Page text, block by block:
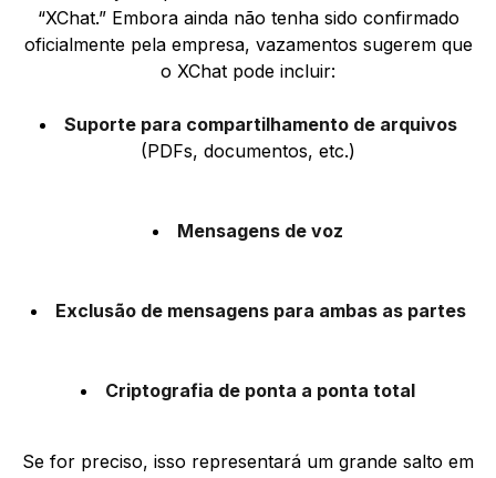
“XChat.” Embora ainda não tenha sido confirmado
oficialmente pela empresa, vazamentos sugerem que
o XChat pode incluir:
Suporte para compartilhamento de arquivos
(PDFs, documentos, etc.)
Mensagens de voz
Exclusão de mensagens para ambas as partes
Criptografia de ponta a ponta total
Se for preciso, isso representará um grande salto em